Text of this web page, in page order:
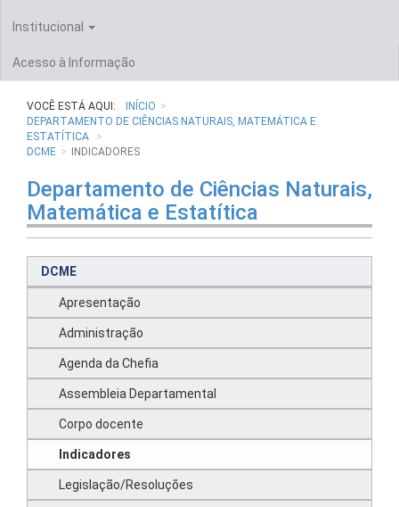
Institucional
Acesso à Informação
VOCÊ ESTÁ AQUI:
INÍCIO
DEPARTAMENTO DE CIÊNCIAS NATURAIS, MATEMÁTICA E
ESTATÍTICA
DCME
INDICADORES
Departamento de Ciências Naturais,
Matemática e Estatítica
DCME
Apresentação
Administração
Agenda da Chefia
Assembleia Departamental
Corpo docente
Indicadores
Legislação/Resoluções